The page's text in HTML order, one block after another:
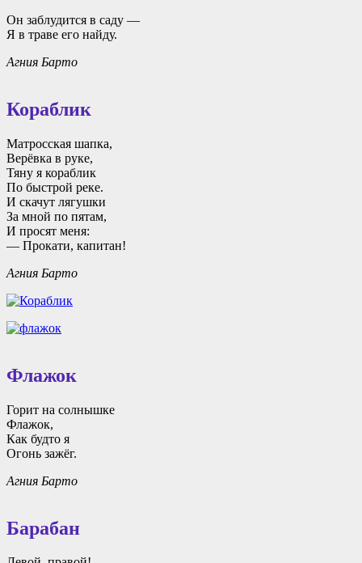
Он заблудится в саду —
Я в траве его найду.
Агния Барто
Кораблик
Матросская шапка,
Верёвка в руке,
Тяну я кораблик
По быстрой реке.
И скачут лягушки
За мной по пятам,
И просят меня:
— Прокати, капитан!
Агния Барто
Флажок
Горит на солнышке
Флажок,
Как будто я
Огонь зажёг.
Агния Барто
Барабан